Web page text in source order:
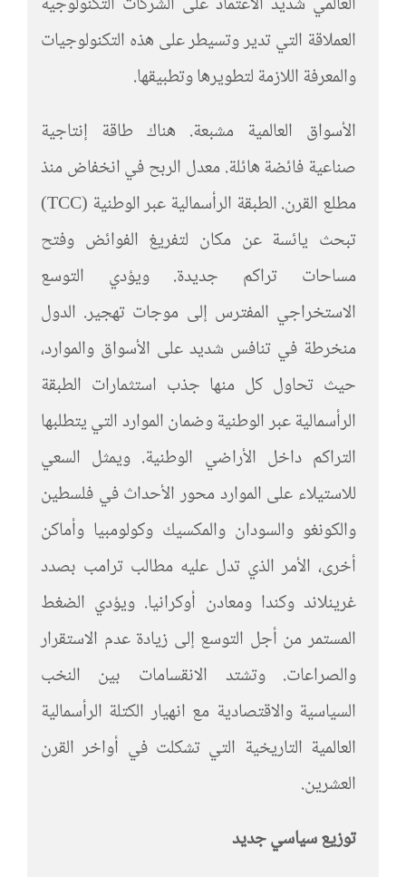
العملاقة التي تدير وتسيطر على هذه التكنولوجيات
والمعرفة اللازمة لتطويرها وتطبيقها.
الأسواق العالمية مشبعة. هناك طاقة إنتاجية
صناعية فائضة هائلة. معدل الربح في انخفاض منذ
مطلع القرن. الطبقة الرأسمالية عبر الوطنية (TCC)
تبحث يائسة عن مكان لتفريغ الفوائض وفتح
مساحات تراكم جديدة. ويؤدي التوسع
الاستخراجي المفترس إلى موجات تهجير. الدول
منخرطة في تنافس شديد على الأسواق والموارد،
حيث تحاول كل منها جذب استثمارات الطبقة
الرأسمالية عبر الوطنية وضمان الموارد التي يتطلبها
التراكم داخل الأراضي الوطنية. ويمثل السعي
للاستيلاء على الموارد محور الأحداث في فلسطين
والكونغو والسودان والمكسيك وكولومبيا وأماكن
أخرى، الأمر الذي تدل عليه مطالب ترامب بصدد
غرينلاند وكندا ومعادن أوكرانيا. ويؤدي الضغط
المستمر من أجل التوسع إلى زيادة عدم الاستقرار
والصراعات. وتشتد الانقسامات بين النخب
السياسية والاقتصادية مع انهيار الكتلة الرأسمالية
العالمية التاريخية التي تشكلت في أواخر القرن
العشرين.
توزيع سياسي جديد